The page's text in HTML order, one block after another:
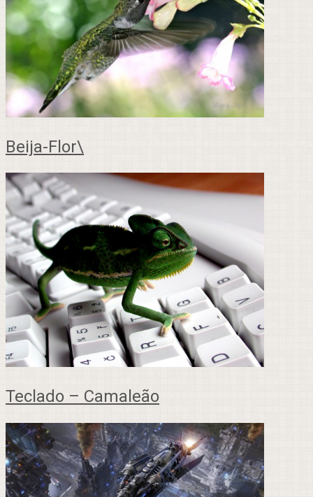
Beija-Flor\
Teclado – Camaleão